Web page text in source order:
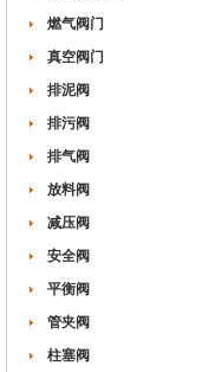
燃气阀门
真空阀门
排泥阀
排污阀
排气阀
放料阀
减压阀
安全阀
平衡阀
管夹阀
柱塞阀